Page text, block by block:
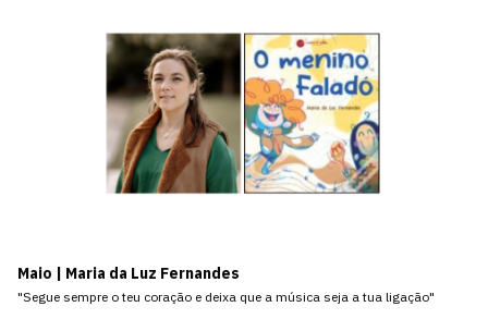
Maio | Maria da Luz Fernandes
"Segue sempre o teu coração e deixa que a música seja a tua ligação"